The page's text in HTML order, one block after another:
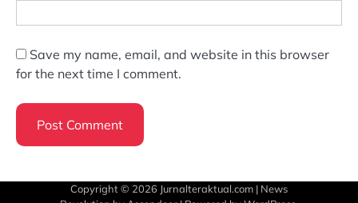
Save my name, email, and website in this browser
for the next time I comment.
Copyright © 2026 Jurnalteraktual.com | News